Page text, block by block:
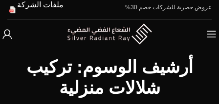
عروض حصرية للشركات خصم 30% ملفات الشركة
أرشيف الوسوم: تركيب
شلالات منزلية